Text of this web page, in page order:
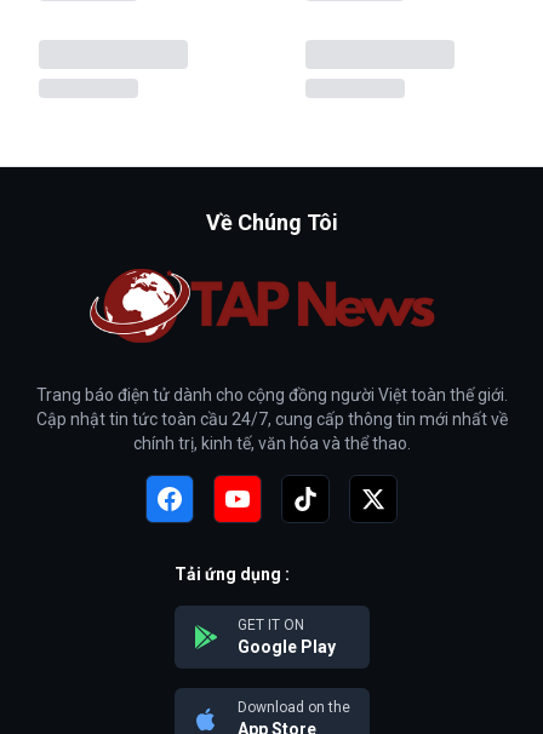
Về Chúng Tôi
Trang báo điện tử dành cho cộng đồng người Việt toàn thế giới.
Cập nhật tin tức toàn cầu 24/7, cung cấp thông tin mới nhất về
chính trị, kinh tế, văn hóa và thể thao.
Tải ứng dụng :
GET IT ON
Google Play
Download on the
App Store